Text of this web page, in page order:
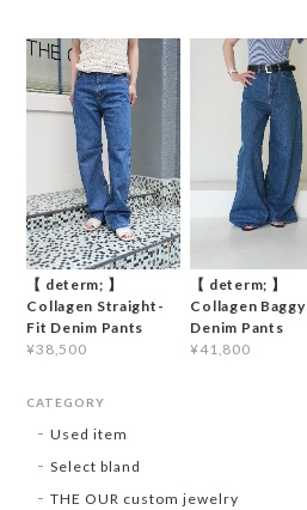
【 determ; 】
Collagen Straight-
Fit Denim Pants
¥38,500
【 determ; 】
Collagen Baggy
Denim Pants
¥41,800
CATEGORY
Used item
Select bland
THE OUR custom jewelry